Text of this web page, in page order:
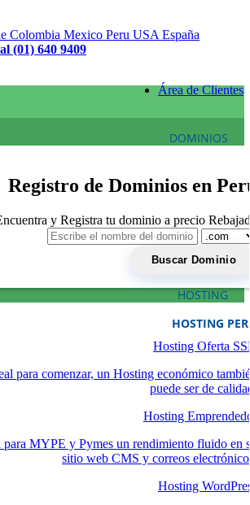
Colombia Mexico Peru USA España
(01) 640 9409
Área de Clientes
DOMINIOS
Registro de Dominios en
y Registra tu dominio a precio
HOSTING
HOSTING
Hosting Oferta
para comenzar, un Hosting económico
puede ser de
Hosting
para MYPE y Pymes un rendimiento fluido en
sitio web CMS y correos
Hosting